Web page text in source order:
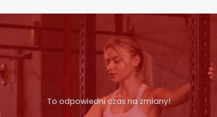
To odpowiedni czas na zmiany!